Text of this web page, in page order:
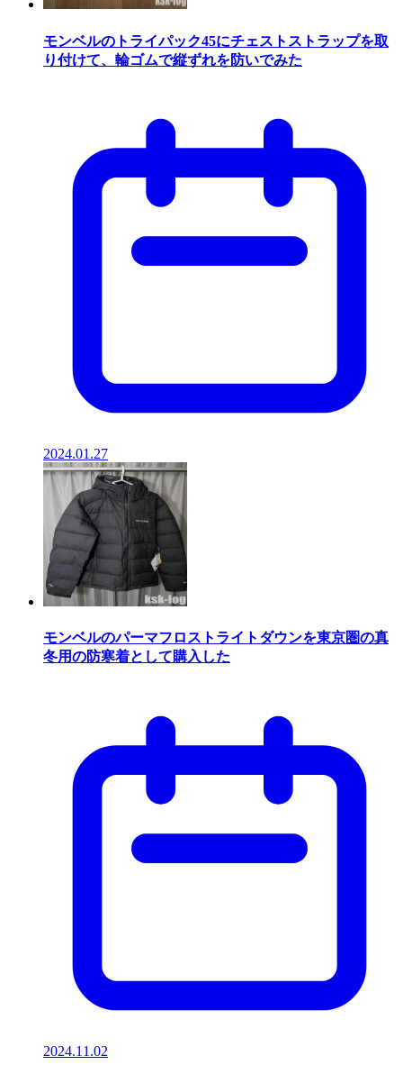
モンベルのトライパック45にチェストストラップを取
り付けて、輪ゴムで縦ずれを防いでみた
2024.01.27
モンベルのパーマフロストライトダウンを東京圏の真
冬用の防寒着として購入した
2024.11.02